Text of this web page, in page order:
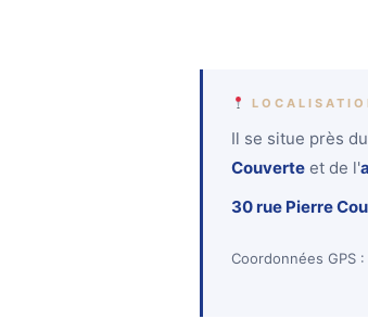
Il se situe près du
Couverte et de l'
30 rue Pierre
Coordonnées GPS